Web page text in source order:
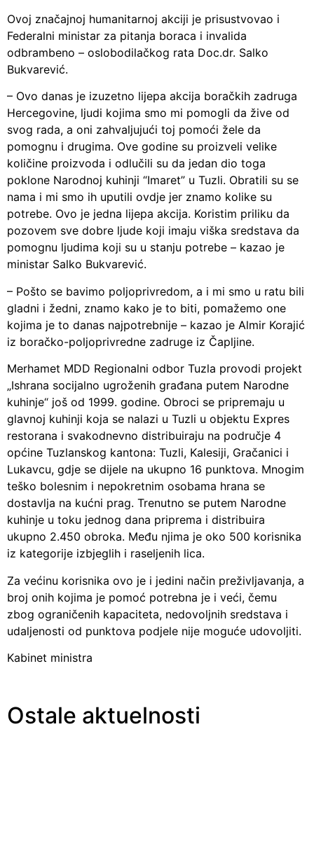
Ovoj značajnoj humanitarnoj akciji je prisustvovao i
Federalni ministar za pitanja boraca i invalida
odbrambeno – oslobodilačkog rata Doc.dr. Salko
Bukvarević.
– Ovo danas je izuzetno lijepa akcija boračkih zadruga
Hercegovine, ljudi kojima smo mi pomogli da žive od
svog rada, a oni zahvaljujući toj pomoći žele da
pomognu i drugima. Ove godine su proizveli velike
količine proizvoda i odlučili su da jedan dio toga
poklone Narodnoj kuhinji “Imaret” u Tuzli. Obratili su se
nama i mi smo ih uputili ovdje jer znamo kolike su
potrebe. Ovo je jedna lijepa akcija. Koristim priliku da
pozovem sve dobre ljude koji imaju viška sredstava da
pomognu ljudima koji su u stanju potrebe – kazao je
ministar Salko Bukvarević.
– Pošto se bavimo poljoprivredom, a i mi smo u ratu bili
gladni i žedni, znamo kako je to biti, pomažemo one
kojima je to danas najpotrebnije – kazao je Almir Korajić
iz boračko-poljoprivredne zadruge iz Čapljine.
Merhamet MDD Regionalni odbor Tuzla provodi projekt
„Ishrana socijalno ugroženih građana putem Narodne
kuhinje“ još od 1999. godine. Obroci se pripremaju u
glavnoj kuhinji koja se nalazi u Tuzli u objektu Expres
restorana i svakodnevno distribuiraju na područje 4
općine Tuzlanskog kantona: Tuzli, Kalesiji, Gračanici i
Lukavcu, gdje se dijele na ukupno 16 punktova. Mnogim
teško bolesnim i nepokretnim osobama hrana se
dostavlja na kućni prag. Trenutno se putem Narodne
kuhinje u toku jednog dana priprema i distribuira
ukupno 2.450 obroka. Među njima je oko 500 korisnika
iz kategorije izbjeglih i raseljenih lica.
Za većinu korisnika ovo je i jedini način preživljavanja, a
broj onih kojima je pomoć potrebna je i veći, čemu
zbog ograničenih kapaciteta, nedovoljnih sredstava i
udaljenosti od punktova podjele nije moguće udovoljiti.
Kabinet ministra
Ostale aktuelnosti